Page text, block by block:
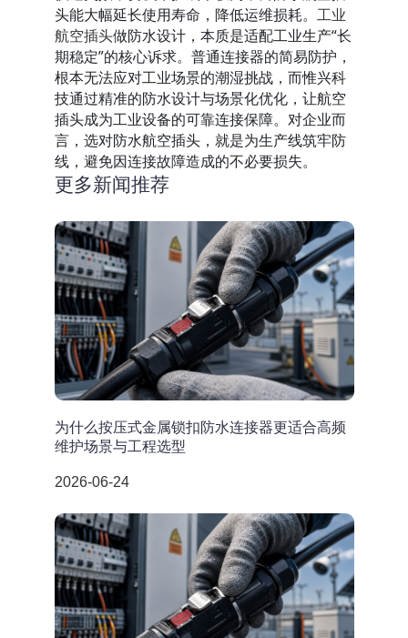
头能大幅延长使用寿命，降低运维损耗。 工业
航空插头做防水设计，本质是适配工业生产“长
期稳定”的核心诉求。普通连接器的简易防护，
根本无法应对工业场景的潮湿挑战，而惟兴科
技通过精准的防水设计与场景化优化，让航空
插头成为工业设备的可靠连接保障。对企业而
言，选对防水航空插头，就是为生产线筑牢防
线，避免因连接故障造成的不必要损失。
更多新闻推荐
为什么按压式金属锁扣防水连接器更适合高频
维护场景与工程选型
2026-06-24